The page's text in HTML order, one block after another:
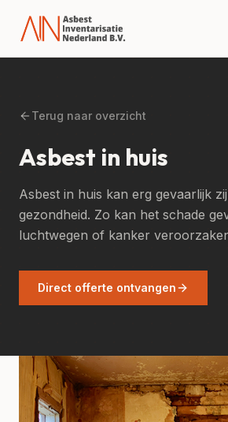
Terug naar overzicht
Asbest in huis
Asbest in huis kan erg gevaarlijk
gezondheid. Zo kan het schade
luchtwegen of kanker
Direct offerte ontvangen